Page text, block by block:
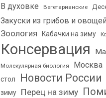
В духовке Вегетарианские
Закуски из грибов и овощей
Зоология Кабачки на зиму
Консервация
Молекулярная биология Москва
стол
Новости России
зиму
Перец на зиму